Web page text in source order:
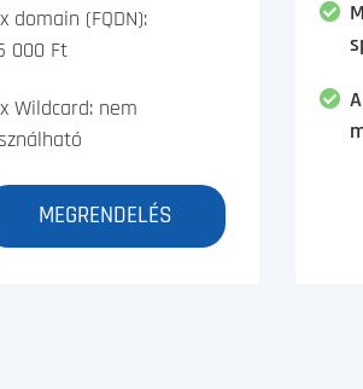
domain (FQDN):
000 Ft
Wildcard: nem
MEGRENDELÉS